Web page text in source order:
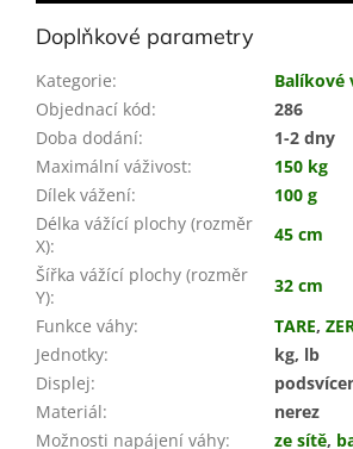
Doplňkové parametry
Kategorie:
Balíkové
Objednací kód:
286
Doba dodání:
1-2 dny
Maximální váživost:
150 kg
Dílek vážení:
100 g
Délka vážící plochy (rozměr
X):
45 cm
Šířka vážící plochy (rozměr
Y):
32 cm
Funkce váhy: TARE,
Jednotky:
kg, lb
Displej:
Materiál:
nerez
Možnosti napájení váhy: ze sítě,